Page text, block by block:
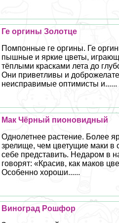
Ге opгины Золотце
Помпонные ге opгины. Ге
пышные и яркие цветы,
тёплыми красками лета до
Они приветливы и
неисправимые оптимисты и......
Мак Чёрный пионовидный
Однолетнее растение. Более
зрелище, чем цветущие маки в
себе представить. Недаром в
говорят: «Красив, как маков
Особенно хороши......
Виноград Рошфор